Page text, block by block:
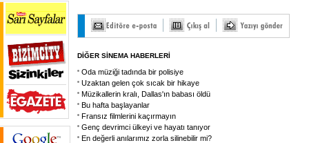
DİĞER SİNEMA HABERLERİ
Oda müziği tadında bir polisiye
Uzaktan gelen çok sıcak bir hikaye
Müzikallerin kralı, Dallas'ın babası öldü
Bu hafta başlayanlar
Fransız filmlerini kaçırmayın
Genç devrimci ülkeyi ve hayatı tanıyor
En değerli anılarımız zorla silinebilir mi?